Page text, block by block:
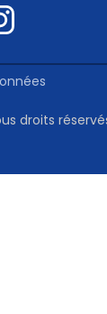
droits